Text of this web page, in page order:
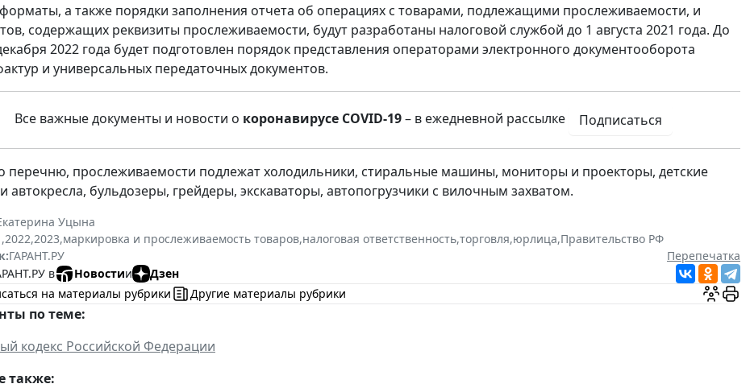
а также порядки заполнения отчета об операциях с товарами, подлежащими прослеживаемости, и
содержащих реквизиты прослеживаемости, будут разработаны налоговой службой до 1 августа 2021 года. До
2022 года будет подготовлен порядок представления операторами электронного документооборота
и универсальных передаточных документов.
Все важные документы и новости о коронавирусе COVID-19– в ежедневной рассылке Подписаться
перечню, прослеживаемости подлежат холодильники, стиральные машины, мониторы и проекторы, детские
автокресла, бульдозеры, грейдеры, экскаваторы, автопогрузчики с вилочным захватом.
Уцына
,2022,2023,маркировка и прослеживаемость товаров,налоговая ответственность,торговля,юрлица,Правительство РФ
ГАРАНТ.РУ
Перепечатка
в
Новостии
Дзен
на материалы рубрики
Другие материалы рубрики
по теме:
кодекс Российской Федерации
также: